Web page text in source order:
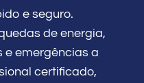
e seguro.
de energia,
e emergências a
certificado,